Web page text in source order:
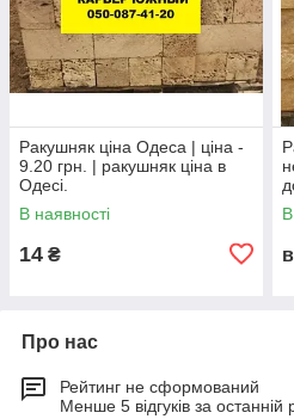
Ракушняк ціна Одеса | ціна -
9.20 грн. | ракушняк ціна в
Одесі.
В наявності
14 ₴
Про нас
Рейтинг не сформований
Менше 5 відгуків за останній